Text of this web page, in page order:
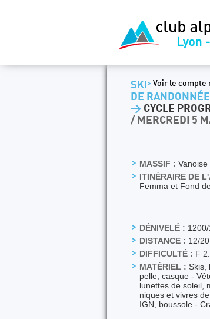
> Voir le compte
SKI
DE RANDONNÉE
> CYCLE
/ MERCREDI 5
MASSIF : Vanoise
ITINÉRAIRE DE
Femma et Fond
DÉNIVELÉ :
DISTANCE : 12/
DIFFICULTÉ : F
MATÉRIEL : Skis,
pelle, casque -
lunettes de soleil,
niques et vivres
IGN, boussole -